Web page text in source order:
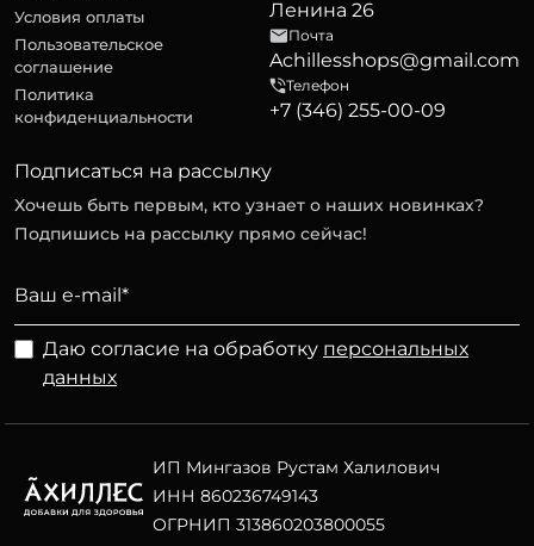
Условия оплаты
Пользовательское
соглашение
Политика
конфиденциальности
Ленина 26
Почта
Achillesshops@gmail.com
Телефон
+7 (346) 255-00-09
Подписаться на рассылку
Хочешь быть первым, кто узнает о наших новинках?
Подпишись на рассылку прямо сейчас!
Даю согласие на обработку персональных
данных
ИП Мингазов Рустам Халилович
ИНН 860236749143
ОГРНИП 313860203800055